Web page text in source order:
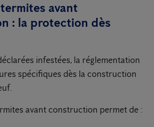
avant
: la protection dès
infestées, la réglementation
spécifiques dès la construction
avant construction permet de :